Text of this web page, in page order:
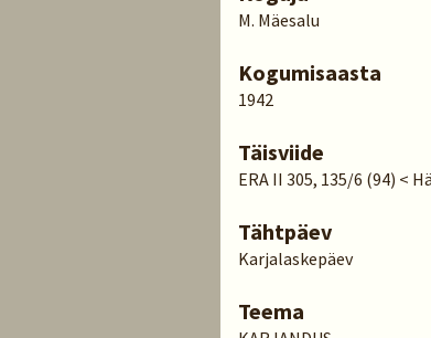
M. Mäesalu
Kogumisaasta
1942
Täisviide
ERA II 305, 135/6 (94) <
Tähtpäev
Karjalaskepäev
Teema